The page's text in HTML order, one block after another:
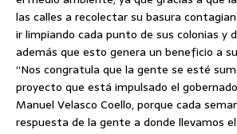
las calles a recolectar su basura
ir limpiando cada punto de sus colonias y
además que esto genera un beneficio a
“Nos congratula que la gente se esté
proyecto que está impulsado el
Manuel Velasco Coello, porque cada
respuesta de la gente a donde llevamos